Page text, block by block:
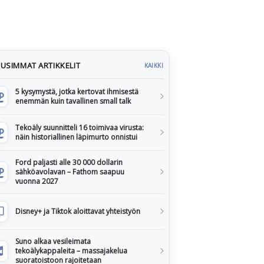
ARTIKKELIT KAIKKI
5 kysymystä, jotka kertovat ihmisestä
enemmän kuin tavallinen small talk
Tekoäly suunnitteli 16 toimivaa virusta:
näin historiallinen läpimurto onnistui
Ford paljasti alle 30 000 dollarin
sähköavolavan – Fathom saapuu
vuonna 2027
Disney+ ja Tiktok aloittavat yhteistyön
Suno alkaa vesileimata
tekoälykappaleita – massajakelua
suoratoistoon rajoitetaan